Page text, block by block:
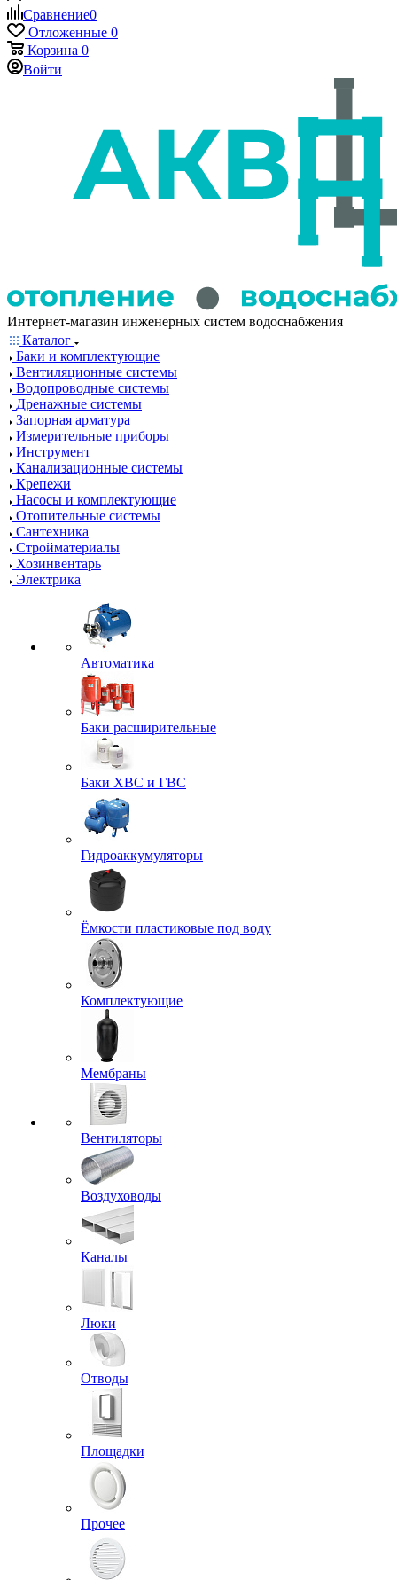
Сравнение0
Отложенные 0
Корзина 0
Войти
Интернет-магазин инженерных систем водоснабжения
Каталог
Баки и комплектующие
Вентиляционные системы
Водопроводные системы
Дренажные системы
Запорная арматура
Измерительные приборы
Инструмент
Канализационные системы
Крепежи
Насосы и комплектующие
Отопительные системы
Сантехника
Стройматериалы
Хозинвентарь
Электрика
Автоматика
Баки расширительные
Баки ХВС и ГВС
Гидроаккумуляторы
Ёмкости пластиковые под воду
Комплектующие
Мембраны
Вентиляторы
Воздуховоды
Каналы
Люки
Отводы
Площадки
Прочее